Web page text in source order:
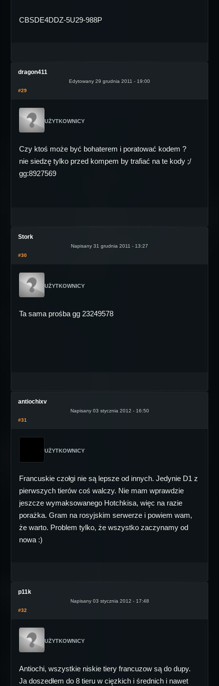
CBSDE4DDZ-5U29-988P
dragon411
Edytowany 29 grudnia 2011 - 19:00
#29
UŻYTKOWNICY
Czy ktoś może być bohaterem i poratować kodem ?
nie siedzę tylko przed kompem by trafiać na te kody ;/
gg:8927569
Stork
Napisany 31 grudnia 2011 - 13:27
#30
UŻYTKOWNICY
Ta sama prośba gg 23249578
antiochixv
Napisany 03 stycznia 2012 - 16:50
#31
UŻYTKOWNICY
Francuskie czołgi nie są lepsze od innych. Jedynie D1 z
pierwszych tierów coś walczy. Nie mam wprawdzie
jeszcze wymaksowanego Hotchkisa, więc na razie
porażka. Gram na rosyjskim serwerze i powiem wam,
że warto. Problem tylko, że wszystko zaczynamy od
nowa :)
p11k
Napisany 03 stycznia 2012 - 17:48
#32
UŻYTKOWNICY
Antiochi, wszystkie niskie tiery francuzow są do dupy.
Ja doszedłem do 8 tieru w cięzkich i średnich i nawet